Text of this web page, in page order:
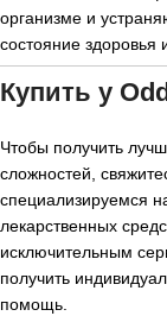
организме и
состояние здоровья
Купить у
Чтобы получить
сложностей,
специализируемся
лекарственных
исключительным
получить
помощь.